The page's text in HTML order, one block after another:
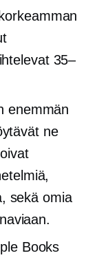
35–
enemmän
ne
sekä omia
Books